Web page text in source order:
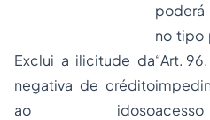
Exclui a ilicitude da
negativa de crédito
ao idoso
poderá
no tipo
“Art.